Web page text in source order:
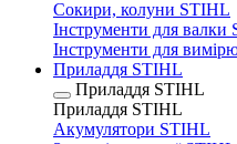
Сокири, колуни STIHL
Інструменти для валки
Інструменти для
Приладдя STIHL
Приладдя STIHL
Приладдя STIHL
Акумулятори STIHL